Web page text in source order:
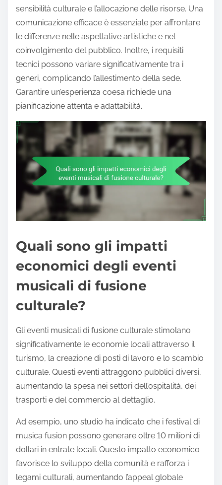
sensibilità culturale e l’allocazione delle risorse. Una
comunicazione efficace è essenziale per affrontare
le differenze nelle aspettative artistiche e nel
coinvolgimento del pubblico. Inoltre, i requisiti
tecnici possono variare significativamente tra i
generi, complicando l’allestimento della sede.
Garantire un’esperienza coesa richiede una
pianificazione attenta e adattabilità.
Quali sono gli impatti
economici degli eventi
musicali di fusione
culturale?
Gli eventi musicali di fusione culturale stimolano
significativamente le economie locali attraverso il
turismo, la creazione di posti di lavoro e lo scambio
culturale. Questi eventi attraggono pubblici diversi,
aumentando la spesa nei settori dell’ospitalità, dei
trasporti e del commercio al dettaglio.
Ad esempio, uno studio ha indicato che i festival di
musica fusion possono generare oltre 10 milioni di
dollari in entrate locali. Questo impatto economico
favorisce lo sviluppo della comunità e rafforza i
legami culturali, aumentando l’appeal globale